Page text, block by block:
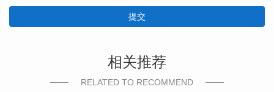
提交
相关推荐
RELATED TO RECOMMEND